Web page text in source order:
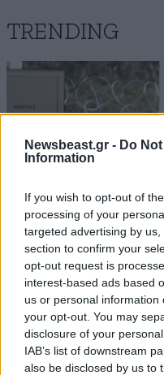
Newsbeast.gr - Do
Information
If you wish to opt-out of
processing of your
targeted advertising by
section to confirm your
opt-out request is
interest-based ads based
us or personal
your opt-out. You may
disclosure of your
IAB’s list of downstream
also be disclosed by us to
TRENDING
ΚΟΣΜΟΣ 3 ω. πριν
Η αυτοκρατορία του
που φέρεται να
όρος Greek Mafia